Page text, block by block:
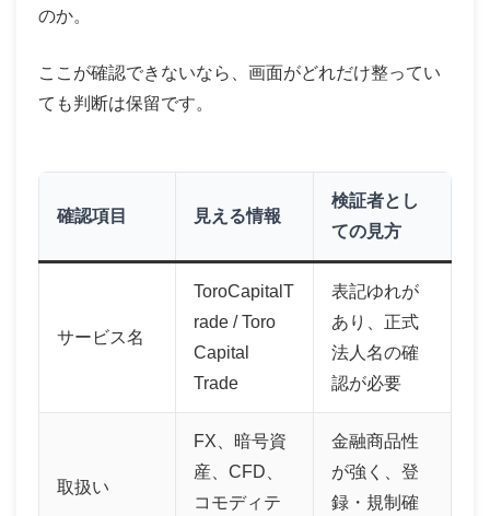
のか。
ここが確認できないなら、画面がどれだけ整ってい
ても判断は保留です。
確認項目 見える情報
検証者とし
ての見方
サービス名
ToroCapitalT
rade / Toro
Capital
Trade
表記ゆれが
あり、正式
法人名の確
認が必要
取扱い
FX、暗号資
産、CFD、
コモディテ
金融商品性
が強く、登
録・規制確